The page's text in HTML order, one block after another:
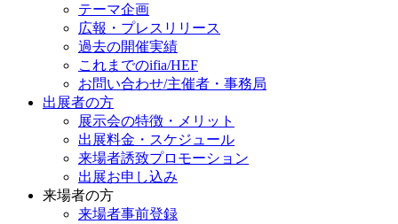
テーマ企画
広報・プレスリリース
過去の開催実績
これまでのifia/HEF
お問い合わせ/主催者・事務局
出展者の方
展示会の特徴・メリット
出展料⾦・スケジュール
来場者誘致プロモーション
出展お申し込み
来場者の方
来場者事前登録